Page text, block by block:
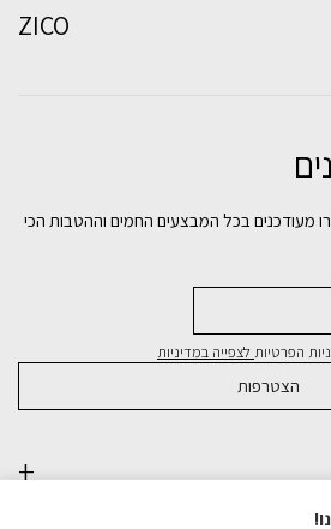
ZICO
מעודכנים בכל המבצעים החמים וההטבות הכי
הפרטיות לצפייה במדיניות